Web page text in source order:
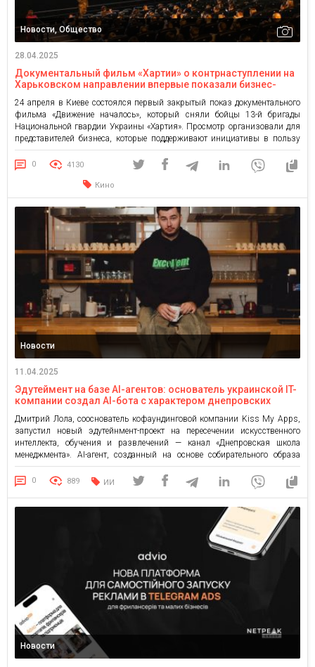
Новости, Общество
28.04.2025
Документальный фильм «Хартии» о контрнаступлении на
Харьковском направлении впервые показали бизнес-
24 апреля в Киеве состоялся первый закрытый показ документального
фильма «Движение началось», который сняли бойцы 13-й бригады
Национальной гвардии Украины «Хартия». Просмотр организовали для
представителей бизнеса, которые поддерживают инициативы в пользу
подразделения. Событие инициировали Kiss my Apps и Event Agency
Netpeak Group — компании, входящие в состав Netpeak Group.
Мероприятие состоялось в камерном формате и […]
0 4130
Кино
Новости
11.04.2025
Эдутеймент на базе AI-агентов: основатель украинской IT-
компании создал AI-бота с характером днепровских
Дмитрий Лола, сооснователь кофаундинговой компании Kiss My Apps,
запустил новый эдутейнмент-проект на пересечении искусственного
интеллекта, обучения и развлечений — канал «Днепровская школа
менеджмента». AI-агент, созданный на основе собирательного образа
днепровских бизнесменов, ежедневно публикует практические советы по
управлению бизнесом в прямолинейном, жестком стиле. Идея бота
выросла из внутренней управленческой культуры команд Kiss My Apps
0 889 ИИ
Новости